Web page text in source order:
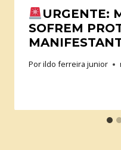
URGENTE:
SOFREM
Porildo ferreira junior